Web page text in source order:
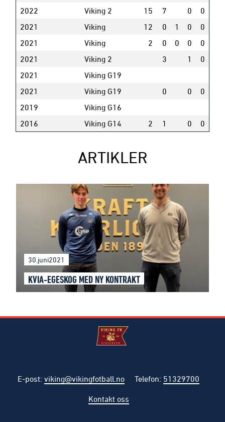
2022
Viking 2 15 7 0
0
2021
Viking 12 0 1 0
0
2021
Viking 2 0 0 0
0
2021
Viking 2 3 1
0
2021
Viking G19
2021
Viking G19 0 0
0
2019
Viking G16
2016
Viking G14 2 1 0 0
ARTIKLER
30.juni2021
KVIA-EGESKOG MED NY KONTRAKT
E-post: viking@vikingfotball.no Telefon: 51329700
Kontakt oss